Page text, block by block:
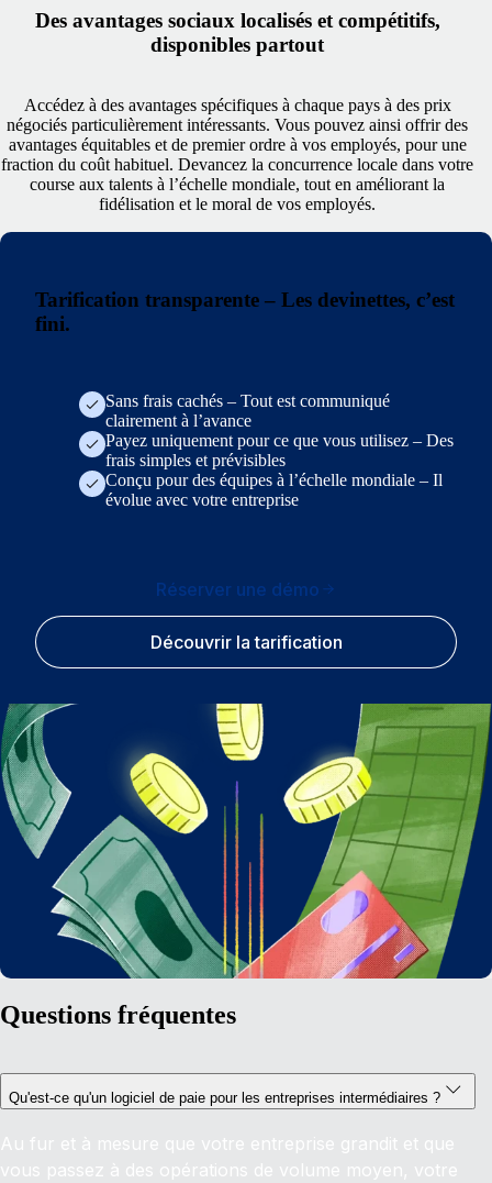
Des avantages sociaux localisés et compétitifs,
disponibles partout
Accédez à des avantages spécifiques à chaque pays à des prix
négociés particulièrement intéressants. Vous pouvez ainsi offrir des
avantages équitables et de premier ordre à vos employés, pour une
fraction du coût habituel. Devancez la concurrence locale dans votre
course aux talents à l’échelle mondiale, tout en améliorant la
fidélisation et le moral de vos employés.
Tarification transparente – Les devinettes, c’est
fini.
Sans frais cachés – Tout est communiqué
clairement à l’avance
Payez uniquement pour ce que vous utilisez – Des
frais simples et prévisibles
Conçu pour des équipes à l’échelle mondiale – Il
évolue avec votre entreprise
Réserver une démo
Découvrir la tarification
Questions fréquentes
Qu'est-ce qu'un logiciel de paie pour les entreprises intermédiaires ?
Au fur et à mesure que votre entreprise grandit et que
vous passez à des opérations de volume moyen, votre